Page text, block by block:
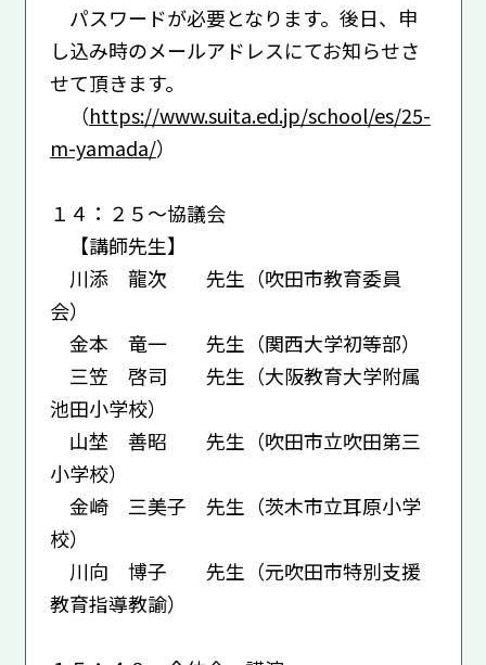
パスワードが必要となります。後日、申
し込み時のメールアドレスにてお知らせさ
せて頂きます。
（https://www.suita.ed.jp/school/es/25-
m-yamada/）
１４：２５～協議会
【講師先生】
川添 龍次 先生（吹田市教育委員
会）
金本 竜一 先生（関西大学初等部）
三笠 啓司 先生（大阪教育大学附属
池田小学校）
山埜 善昭 先生（吹田市立吹田第三
小学校）
金崎 三美子 先生（茨木市立耳原小学
校）
川向 博子 先生（元吹田市特別支援
教育指導教諭）